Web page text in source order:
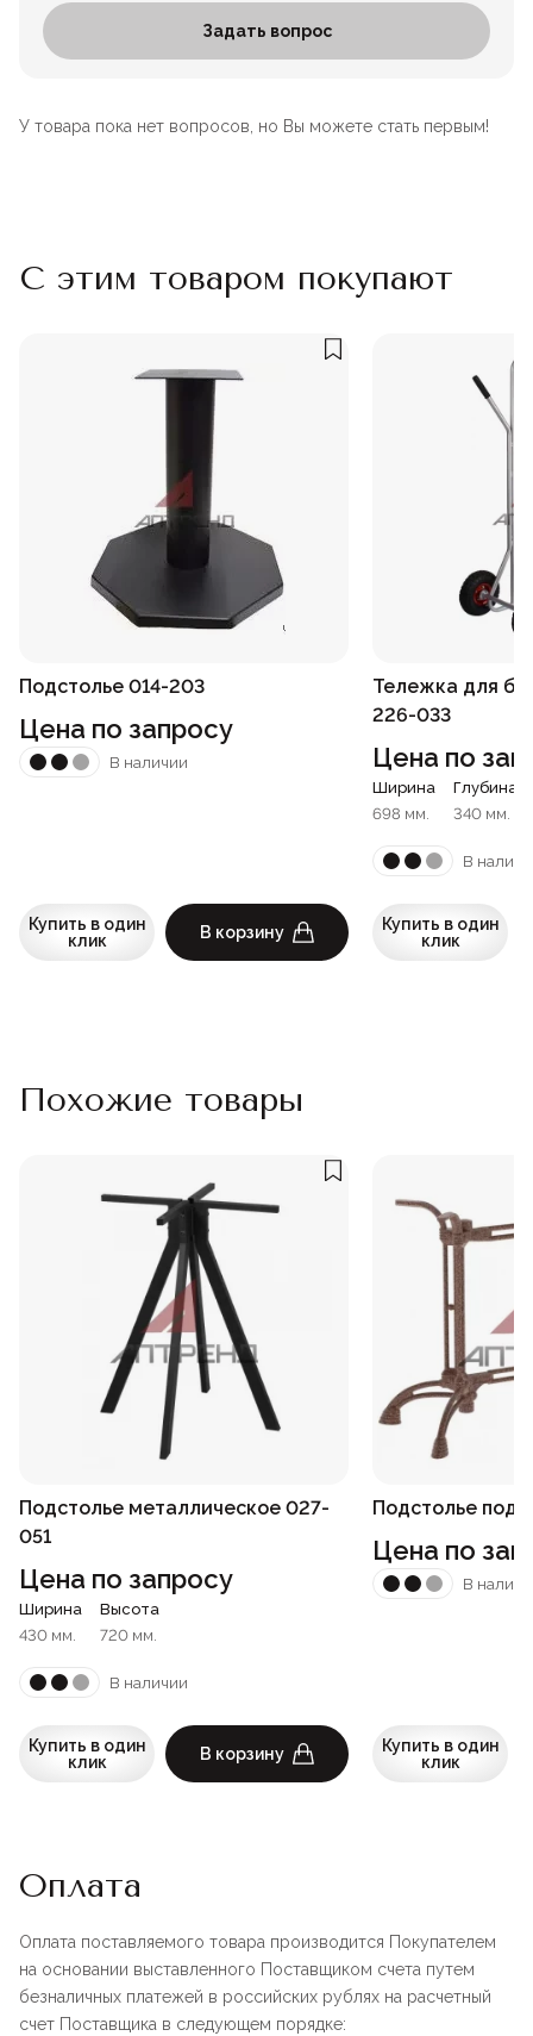
Задать вопрос
У товара пока нет вопросов, но Вы можете стать первым!
С этим товаром покупают
Подстолье 014-203
Цена по запросу
В наличии
Купить в один
клик
В корзину
Тележка для
226-033
Цена по
Ширина
698 мм.
Глубина
340 мм.
В
Купить в один
клик
Похожие товары
Подстолье металлическое 027-
051
Цена по запросу
Ширина
430 мм.
Высота
720 мм.
В наличии
Купить в один
клик
В корзину
Подстолье под
Цена по
В
Купить в один
клик
Оплата
Оплата поставляемого товара производится Покупателем
на основании выставленного Поставщиком счета путем
безналичных платежей в российских рублях на расчетный
счет Поставщика в следующем порядке: